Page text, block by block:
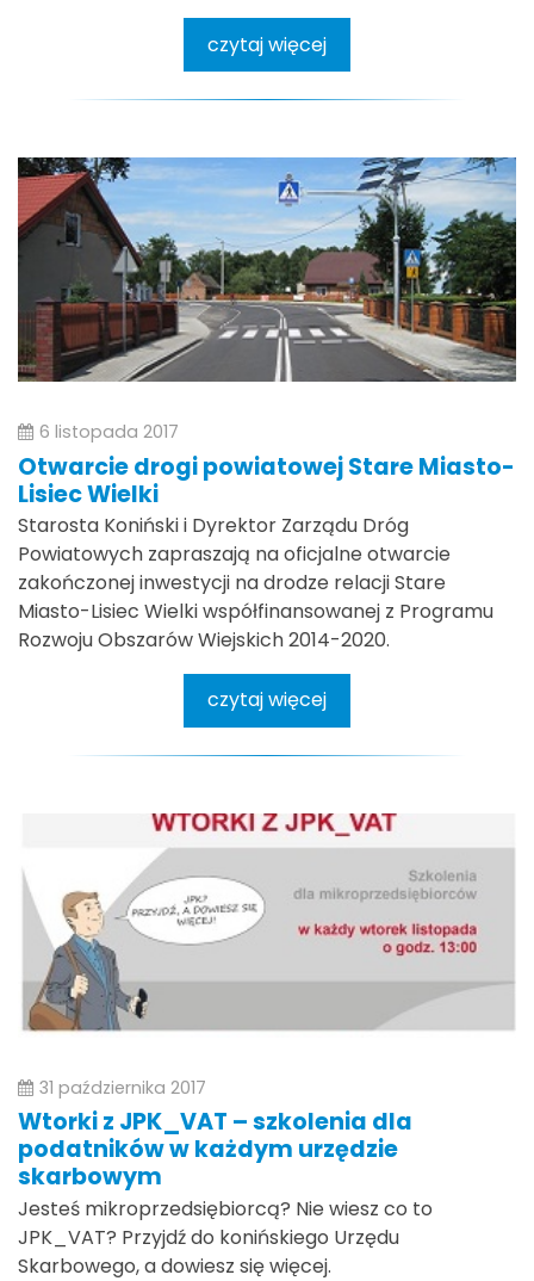
czytaj więcej
6 listopada 2017
Otwarcie drogi powiatowej Stare Miasto-
Lisiec Wielki
Starosta Koniński i Dyrektor Zarządu Dróg
Powiatowych zapraszają na oficjalne otwarcie
zakończonej inwestycji na drodze relacji Stare
Miasto-Lisiec Wielki współfinansowanej z Programu
Rozwoju Obszarów Wiejskich 2014-2020.
czytaj więcej
31 października 2017
Wtorki z JPK_VAT – szkolenia dla
podatników w każdym urzędzie
skarbowym
Jesteś mikroprzedsiębiorcą? Nie wiesz co to
JPK_VAT? Przyjdź do konińskiego Urzędu
Skarbowego, a dowiesz się więcej.